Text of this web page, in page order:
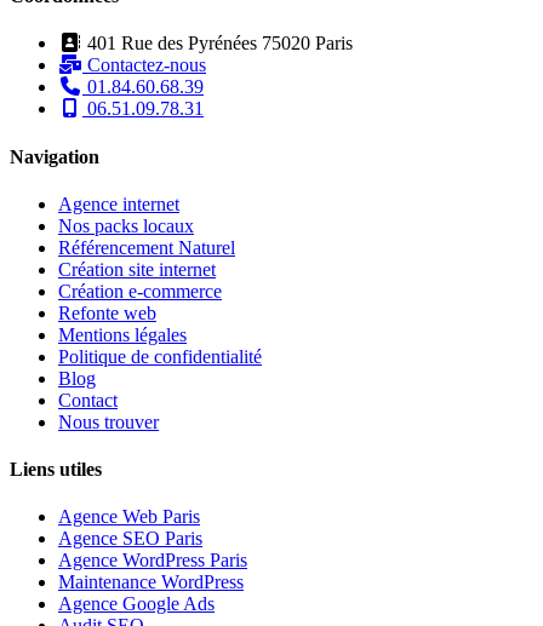
401 Rue des Pyrénées 75020 Paris
Contactez-nous
01.84.60.68.39
06.51.09.78.31
Navigation
Agence internet
Nos packs locaux
Référencement Naturel
Création site internet
Création e-commerce
Refonte web
Mentions légales
Politique de confidentialité
Blog
Contact
Nous trouver
Liens utiles
Agence Web Paris
Agence SEO Paris
Agence WordPress Paris
Maintenance WordPress
Agence Google Ads